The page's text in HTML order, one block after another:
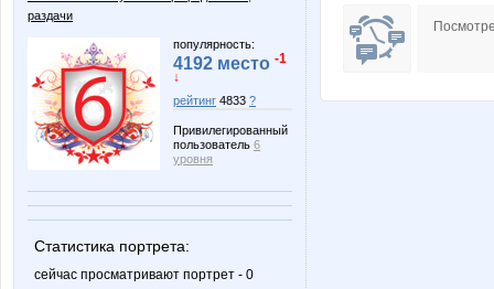
раздачи
популярность:
4192 место -1
↓
рейтинг 4833 ?
Привилегированный
пользователь 6
уровня
Статистика портрета:
сейчас просматривают портрет - 0
Kinelie Knita